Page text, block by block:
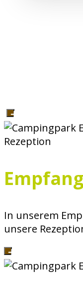
In unserem
unsere